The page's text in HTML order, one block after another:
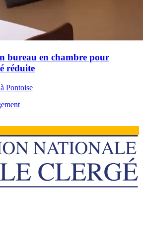
bureau en chambre pour
réduite
Pontoise